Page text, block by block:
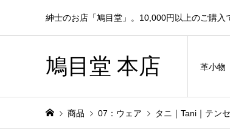
紳士のお店「鳩目堂」。10,000円以上のご購入
鳩目堂 本店 革小物
商品 07：ウェア タニ｜Tani｜テン